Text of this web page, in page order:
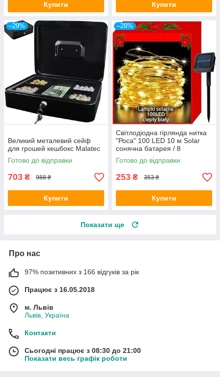
Купити Купити
–29%
Великий металевий сейф
для грошей кешбокс Malatec
Готово до відправки
703 ₴ 988 ₴
Купити
–28%
Світлодіодна гірлянда нитка
"Роса" 100 LED 10 м Solar
сонячна батарея / 8
РЕЖИМІВ СВЕТА
Готово до відправки
253 ₴ 353 ₴
Купити
Показати ще
Про нас
97% позитивних з 166 відгуків за рік
Працює з 16.05.2018
м. Львів
Львів, Україна
Контакти
Сьогодні працює з 08:30 до 21:00
Показати весь графік роботи